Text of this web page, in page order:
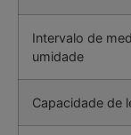
Intervalo de
umidade
Capacidade de